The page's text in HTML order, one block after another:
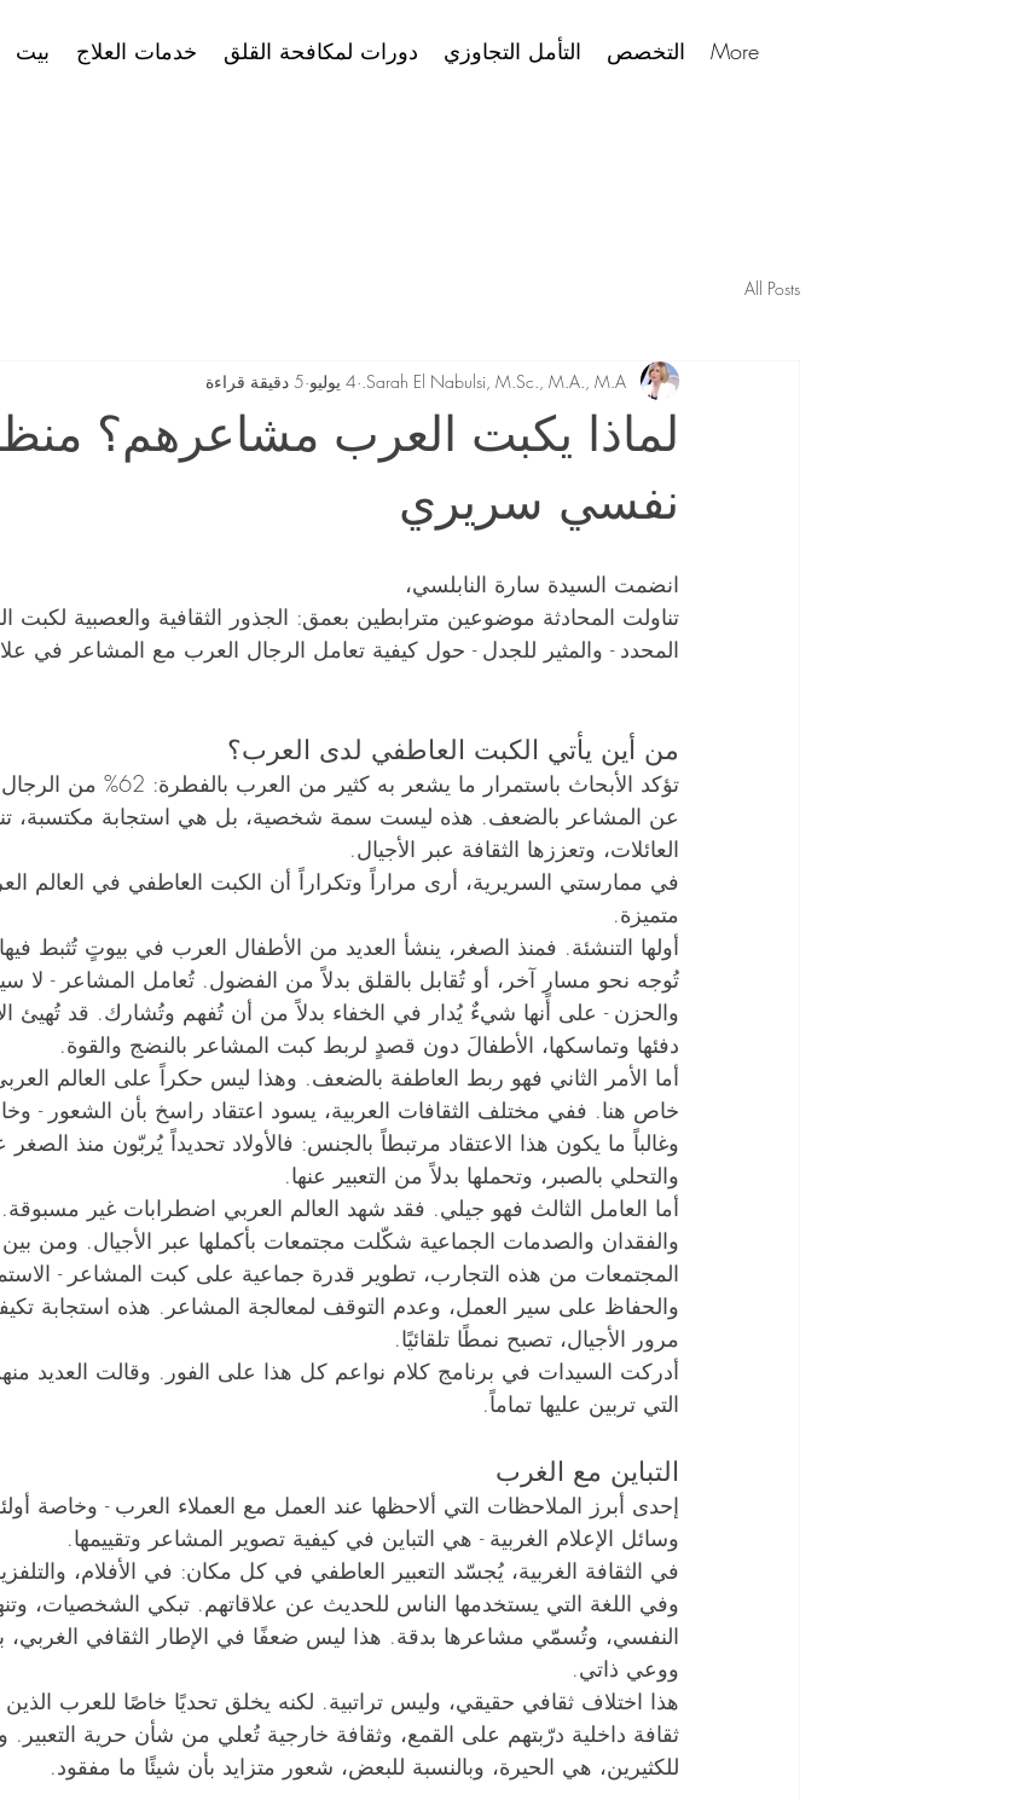
بيت خدمات العلاج دورات لمكافحة القلق التأمل التجاوزي التخصص More
All Posts
لماذا يكبت العرب مشاعرهم؟
نفسي سريري
Sarah El Nabulsi, M.Sc., M.A., M.A. 4 يوليو 5 دقيقة قراءة
انضمت السيدة سارة النابلسي،
تناولت المحادثة موضوعين مترابطين بعمق: الجذور الثقافية والعصبية لكبت
المحدد - والمثير للجدل - حول كيفية تعامل الرجال العرب مع المشاعر في
من أين يأتي الكبت العاطفي لدى العرب؟
تؤكد الأبحاث باستمرار ما يشعر به
عن المشاعر بالضعف. هذه ليست سمة شخصية، بل هي استجابة مكتسبة،
العائلات، وتعززها الثقافة عبر الأجيال.
في ممارستي السريرية، أرى مراراً وتكراراً أن الكبت العاطفي في العالم
متميزة.
أولها التنشئة. فمنذ الصغر، ينشأ العديد من الأطفال العرب في بيوتٍ تُثبط
تُوجه نحو مسارٍ آخر، أو تُقابل بالقلق بدلاً من الفضول. تُعامل المشاعر - لا
والحزن - على أنها شيءٌ يُدار في الخفاء بدلاً من أن تُفهم وتُشارك. قد تُهيئ
دفئها وتماسكها، الأطفالَ دون قصدٍ لربط كبت المشاعر بالنضج والقوة.
أما الأمر الثاني فهو ربط العاطفة بالضعف. وهذا ليس حكراً على العالم
خاص هنا. ففي مختلف الثقافات العربية، يسود اعتقاد راسخ بأن الشعور -
وغالباً ما يكون هذا الاعتقاد مرتبطاً بالجنس: فالأولاد تحديداً يُربّون منذ
والتحلي بالصبر، وتحملها بدلاً من التعبير عنها.
أما العامل الثالث فهو جيلي. فقد شهد العالم العربي اضطرابات غير
والفقدان والصدمات الجماعية شكّلت مجتمعات بأكملها عبر الأجيال. ومن بين
المجتمعات من هذه التجارب، تطوير قدرة جماعية على كبت المشاعر -
والحفاظ على سير العمل، وعدم التوقف لمعالجة المشاعر. هذه استجابة
مرور الأجيال، تصبح نمطًا تلقائيًا.
أدركت السيدات في برنامج كلام نواعم كل هذا على الفور. وقالت العديد
التي تربين عليها تماماً.
التباين مع الغرب
إحدى أبرز الملاحظات التي ألاحظها عند العمل مع العملاء العرب - وخاصة
وسائل الإعلام الغربية - هي التباين في كيفية تصوير المشاعر وتقييمها.
في الثقافة الغربية، يُجسّد التعبير العاطفي في كل مكان: في الأفلام،
وفي اللغة التي يستخدمها الناس للحديث عن علاقاتهم. تبكي الشخصيات،
النفسي، وتُسمّي مشاعرها بدقة. هذا ليس ضعفًا في الإطار الثقافي الغربي،
ووعي ذاتي.
هذا اختلاف ثقافي حقيقي، وليس تراتبية. لكنه يخلق تحديًا خاصًا للعرب
ثقافة داخلية درّبتهم على القمع، وثقافة خارجية تُعلي من شأن حرية التعبير.
للكثيرين، هي الحيرة، وبالنسبة للبعض، شعور متزايد بأن شيئًا ما مفقود.